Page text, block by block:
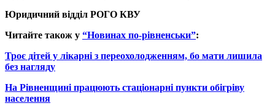
Юридичний відділ РОГО КВУ
Читайте також у “Новинах по-рівненськи”:
Троє дітей у лікарні з переохолодженням, бо мати лишила
без нагляду
На Рівненщині працюють стаціонарні пункти обігріву
населення